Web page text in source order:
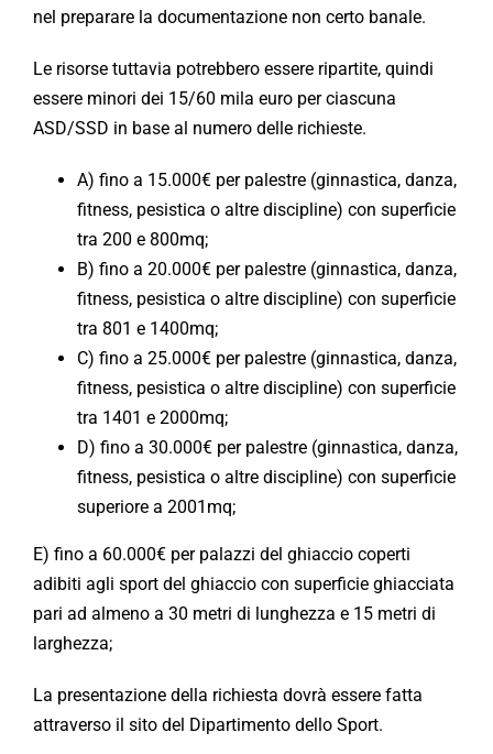
nel preparare la documentazione non certo banale.
Le risorse tuttavia potrebbero essere ripartite, quindi
essere minori dei 15/60 mila euro per ciascuna
ASD/SSD in base al numero delle richieste.
A) fino a 15.000€ per palestre (ginnastica, danza,
fitness, pesistica o altre discipline) con superficie
tra 200 e 800mq;
B) fino a 20.000€ per palestre (ginnastica, danza,
fitness, pesistica o altre discipline) con superficie
tra 801 e 1400mq;
C) fino a 25.000€ per palestre (ginnastica, danza,
fitness, pesistica o altre discipline) con superficie
tra 1401 e 2000mq;
D) fino a 30.000€ per palestre (ginnastica, danza,
fitness, pesistica o altre discipline) con superficie
superiore a 2001mq;
E) fino a 60.000€ per palazzi del ghiaccio coperti
adibiti agli sport del ghiaccio con superficie ghiacciata
pari ad almeno a 30 metri di lunghezza e 15 metri di
larghezza;
La presentazione della richiesta dovrà essere fatta
attraverso il sito del Dipartimento dello Sport.